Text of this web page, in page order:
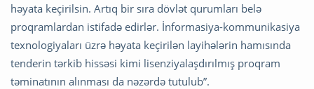
həyata keçirilsin. Artıq bir sıra dövlət qurumları belə
proqramlardan istifadə edirlər. İnformasiya-kommunikasiya
texnologiyaları üzrə həyata keçirilən layihələrin hamısında
tenderin tərkib hissəsi kimi lisenziyalaşdırılmış proqram
təminatının alınması da nəzərdə tutulub”.